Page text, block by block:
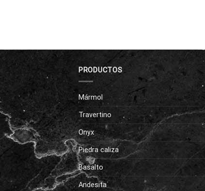
PRODUCTOS
Mármol
Travertino
Onyx
Piedra caliza
Basalto
Andesita